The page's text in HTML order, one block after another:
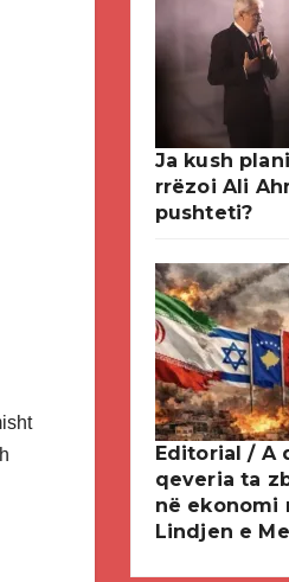
Ja kush
rrëzoi Ali
pushteti?
Editorial / A
qeveria ta
në ekonomi
Lindjen e